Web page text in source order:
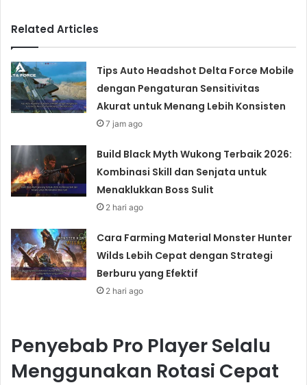
Related Articles
Tips Auto Headshot Delta Force Mobile
dengan Pengaturan Sensitivitas
Akurat untuk Menang Lebih Konsisten
7 jam ago
Build Black Myth Wukong Terbaik 2026:
Kombinasi Skill dan Senjata untuk
Menaklukkan Boss Sulit
2 hari ago
Cara Farming Material Monster Hunter
Wilds Lebih Cepat dengan Strategi
Berburu yang Efektif
2 hari ago
Penyebab Pro Player Selalu
Menggunakan Rotasi Cepat